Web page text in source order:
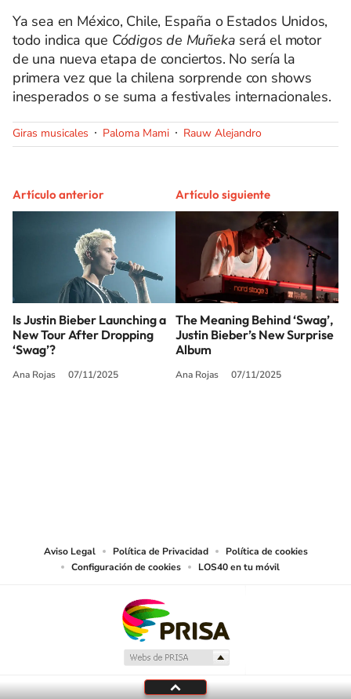
Ya sea en México, Chile, España o Estados Unidos,
todo indica que Códigos de Muñeka será el motor
de una nueva etapa de conciertos. No sería la
primera vez que la chilena sorprende con shows
inesperados o se suma a festivales internacionales.
Giras musicales Paloma Mami Rauw Alejandro
Artículo anterior
Is Justin Bieber Launching a
New Tour After Dropping
‘Swag’?
Ana Rojas 07/11/2025
Artículo siguiente
The Meaning Behind ‘Swag’,
Justin Bieber’s New Surprise
Album
Ana Rojas 07/11/2025
Aviso Legal Política de Privacidad
Política de cookies
Configuración de cookies
LOS40 en tu móvil